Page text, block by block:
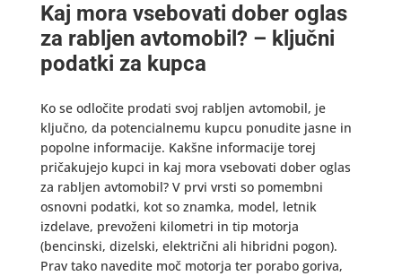
Kaj mora vsebovati dober oglas
za rabljen avtomobil? – ključni
podatki za kupca
Ko se odločite prodati svoj rabljen avtomobil, je
ključno, da potencialnemu kupcu ponudite jasne in
popolne informacije. Kakšne informacije torej
pričakujejo kupci in kaj mora vsebovati dober oglas
za rabljen avtomobil? V prvi vrsti so pomembni
osnovni podatki, kot so znamka, model, letnik
izdelave, prevoženi kilometri in tip motorja
(bencinski, dizelski, električni ali hibridni pogon).
Prav tako navedite moč motorja ter porabo goriva,